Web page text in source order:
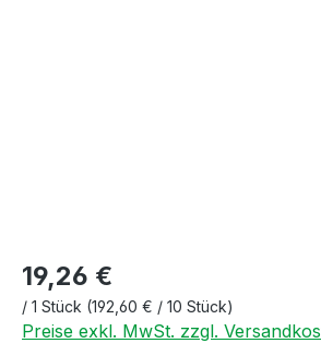
19,26 €
/ 1 Stück (192,60 € / 10 Stück)
Preise exkl. MwSt. zzgl.